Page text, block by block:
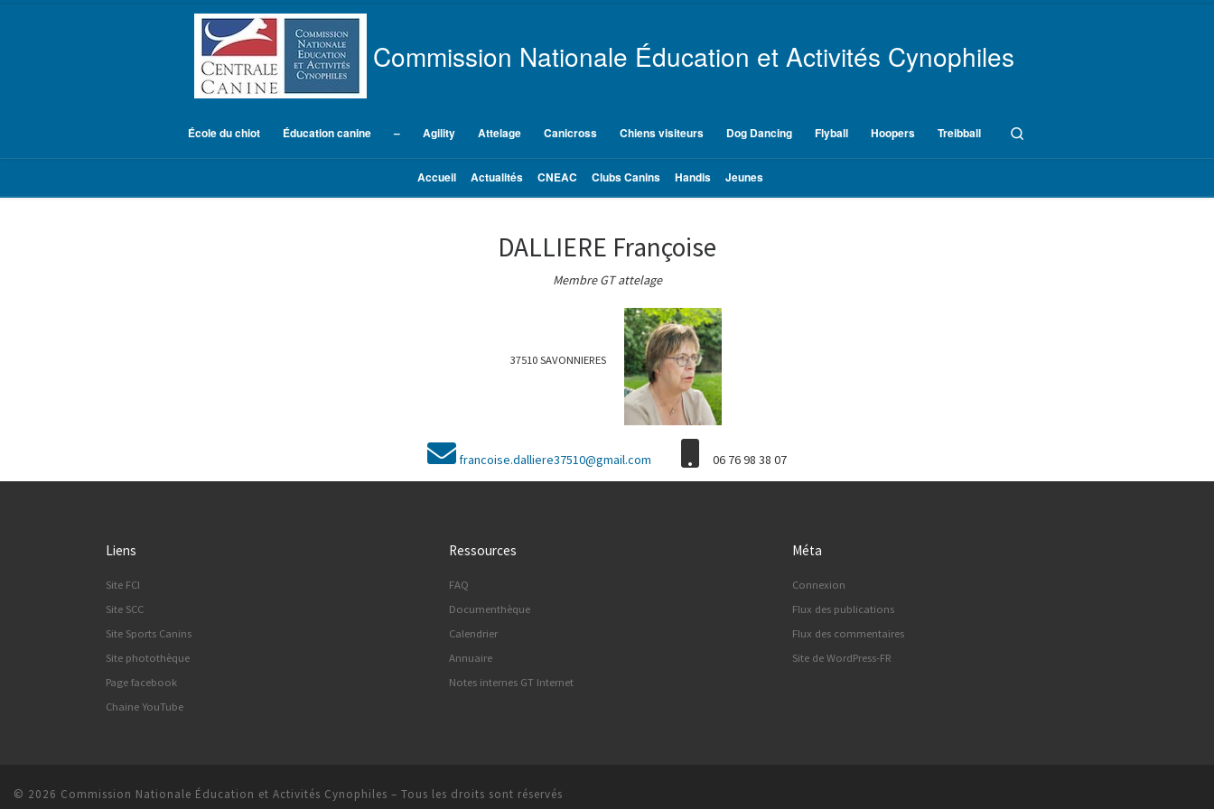
Accueil Actualités CNEAC Clubs Canins Handis Jeunes
Commission Nationale Éducation et Activités Cynophiles
École du chiot Éducation canine – Agility Attelage Canicross Chiens visiteurs Dog Dancing Flyball Hoopers Treibball
DALLIERE Françoise
Membre GT attelage
37510 SAVONNIERES
francoise.dalliere37510@gmail.com 06 76 98 38 07
Liens
Site FCI
Site SCC
Site Sports Canins
Site photothèque
Page facebook
Chaine YouTube
Ressources
FAQ
Documenthèque
Calendrier
Annuaire
Notes internes GT Internet
Méta
Connexion
Flux des publications
Flux des commentaires
Site de WordPress-FR
© 2026 Commission Nationale Éducation et Activités Cynophiles – Tous les droits sont réservés